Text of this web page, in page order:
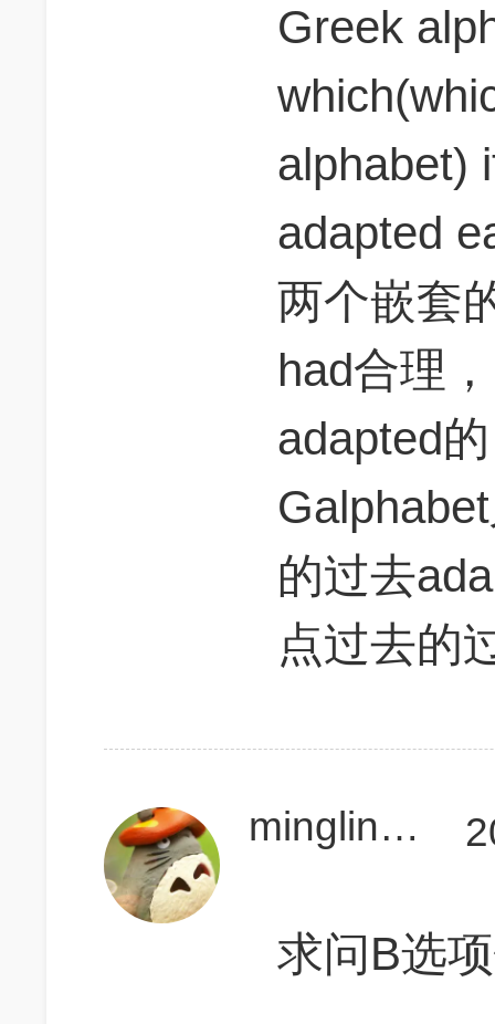
Greek
alphabet)
adapted
两个嵌套
had合理
adapted
的过去
点过去的
minglin531
求问B选